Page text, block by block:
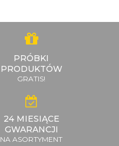
PRÓBKI
PRODUKTÓW
GRATIS!
24 MIESIĄCE
GWARANCJI
NA ASORTYMENT